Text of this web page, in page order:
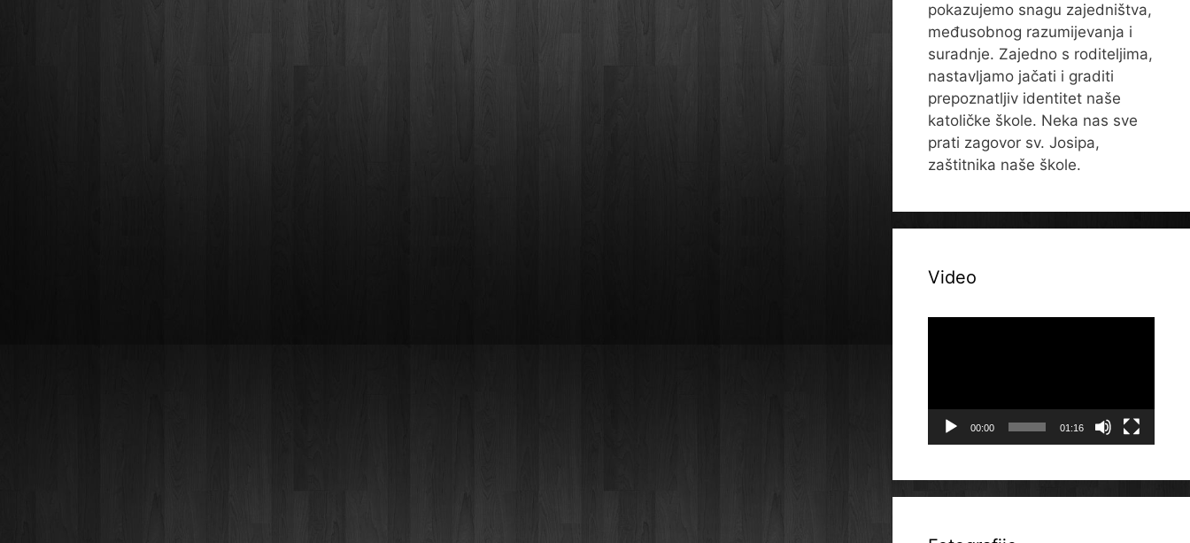
pokazujemo snagu zajedništva,
međusobnog razumijevanja i
suradnje. Zajedno s roditeljima,
nastavljamo jačati i graditi
prepoznatljiv identitet naše
katoličke škole. Neka nas sve
prati zagovor sv. Josipa,
zaštitnika naše škole.
Video
00:00 01:16